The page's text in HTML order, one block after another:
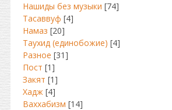
Нашиды без музыки [74]
Тасаввуф [4]
Намаз [20]
Таухид (единобожие) [4]
Разное [31]
Пост [1]
Закят [1]
Хадж [4]
Ваххабизм [14]